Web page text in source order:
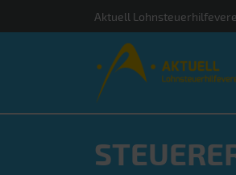
Aktuell